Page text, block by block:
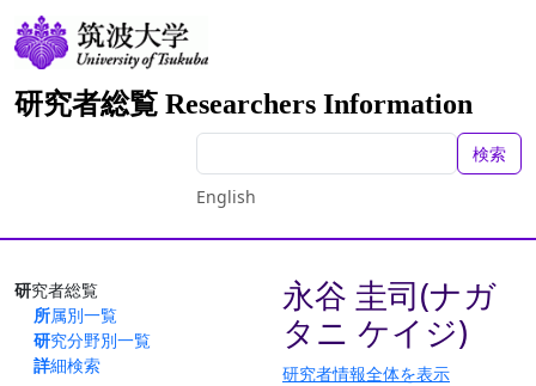
研究者総覧 Researchers Information
検索
English
研究者総覧
所属別一覧
研究分野別一覧
詳細検索
永谷 圭司(ナガ
タニ ケイジ)
研究者情報全体を表示